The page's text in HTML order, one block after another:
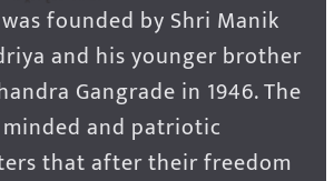
founded by Shri Manik
and his younger brother
Gangrade in 1946. The
and patriotic
that after their freedom